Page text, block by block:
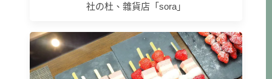
社の杜、雜貨店「sora」